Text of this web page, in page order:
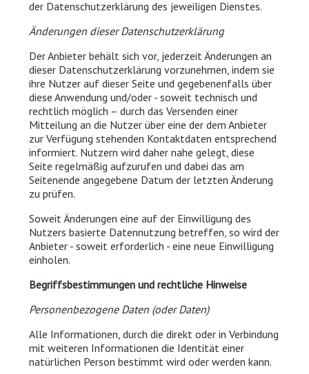
der Datenschutzerklärung des jeweiligen Dienstes.
Änderungen dieser Datenschutzerklärung
Der Anbieter behält sich vor, jederzeit Änderungen an
dieser Datenschutzerklärung vorzunehmen, indem sie
ihre Nutzer auf dieser Seite und gegebenenfalls über
diese Anwendung und/oder - soweit technisch und
rechtlich möglich – durch das Versenden einer
Mitteilung an die Nutzer über eine der dem Anbieter
zur Verfügung stehenden Kontaktdaten entsprechend
informiert. Nutzern wird daher nahe gelegt, diese
Seite regelmäßig aufzurufen und dabei das am
Seitenende angegebene Datum der letzten Änderung
zu prüfen.
Soweit Änderungen eine auf der Einwilligung des
Nutzers basierte Datennutzung betreffen, so wird der
Anbieter - soweit erforderlich - eine neue Einwilligung
einholen.
Begriffsbestimmungen und rechtliche Hinweise
Personenbezogene Daten (oder Daten)
Alle Informationen, durch die direkt oder in Verbindung
mit weiteren Informationen die Identität einer
natürlichen Person bestimmt wird oder werden kann.